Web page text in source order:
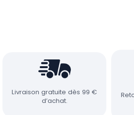
Livraison gratuite dès 99 €
d’achat.